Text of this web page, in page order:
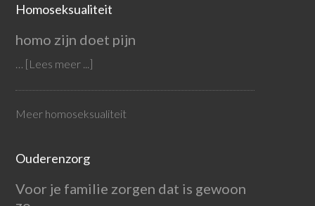
Homoseksualiteit
homo zijn doet pijn
… [Lees meer ...]
Meer homoseksualiteit
Ouderenzorg
Voor je familie zorgen dat is gewoon